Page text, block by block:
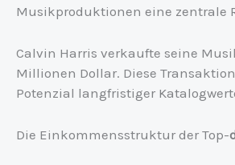
Musikproduktionen eine zentrale
Calvin Harris verkaufte seine
Millionen Dollar. Diese
Potenzial langfristiger
Die Einkommensstruktur der Top-